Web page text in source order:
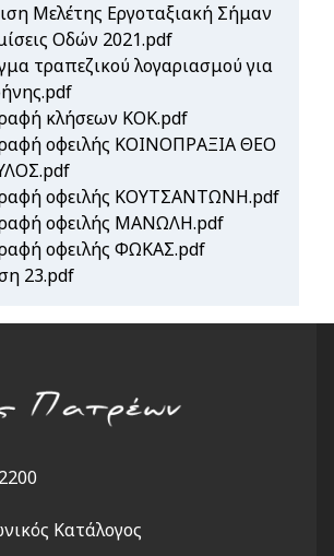
Μελέτης Εργοταξιακή Σήμαν
Οδών 2021.pdf
τραπεζικού λογαριασμού για
κλήσεων ΚΟΚ.pdf
οφειλής ΚΟΙΝΟΠΡΑΞΙΑ ΘΕΟ
οφειλής ΚΟΥΤΣΑΝΤΩΝΗ.pdf
οφειλής ΜΑΝΩΛΗ.pdf
οφειλής ΦΩΚΑΣ.pdf
23.pdf
Κατάλογος